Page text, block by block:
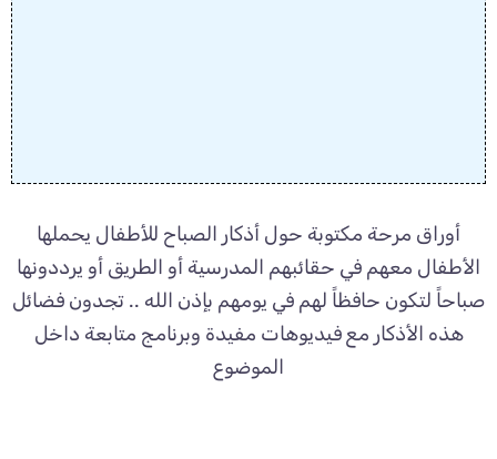
أوراق مرحة مكتوبة حول أذكار الصباح للأطفال يحملها
الأطفال معهم في حقائبهم المدرسية أو الطريق أو يرددونها
صباحاً لتكون حافظاً لهم في يومهم بإذن الله .. تجدون فضائل
هذه الأذكار مع فيديوهات مفيدة وبرنامج متابعة داخل
الموضوع